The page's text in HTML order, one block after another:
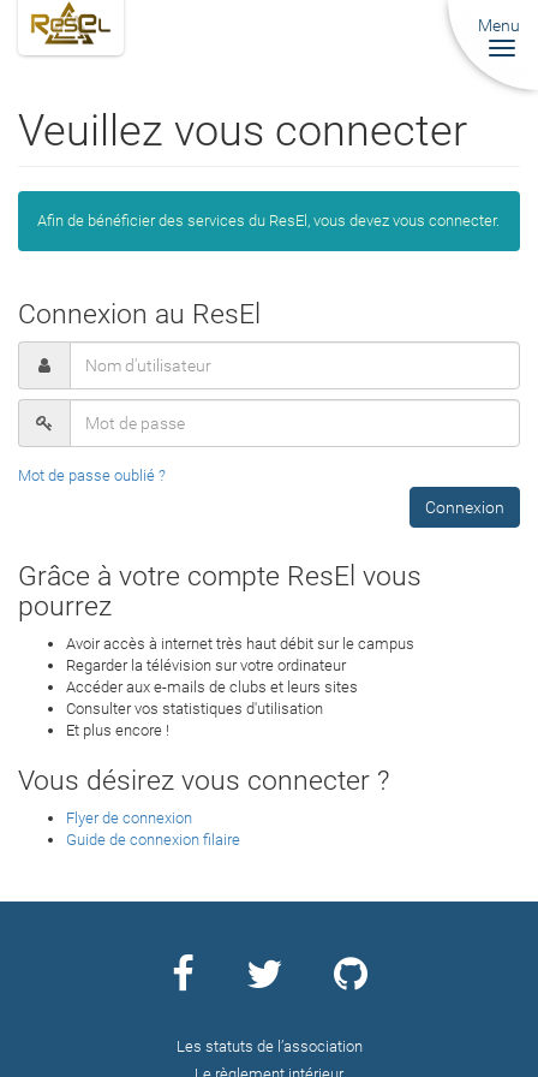
Menu
Veuillez vous connecter
Afin de bénéficier des services du ResEl, vous devez vous connecter.
Connexion au ResEl
Mot de passe oublié ?
Connexion
Grâce à votre compte ResEl vous
pourrez
Avoir accès à internet très haut débit sur le campus
Regarder la télévision sur votre ordinateur
Accéder aux e-mails de clubs et leurs sites
Consulter vos statistiques d'utilisation
Et plus encore !
Vous désirez vous connecter ?
Flyer de connexion
Guide de connexion filaire
Les statuts de l’association